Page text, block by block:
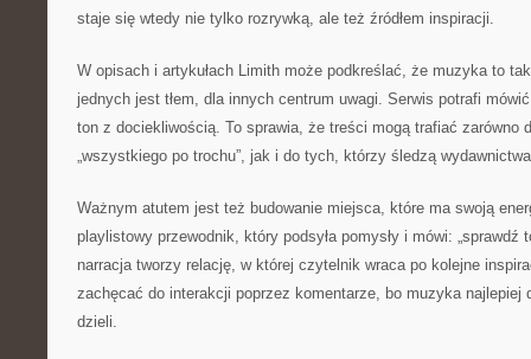
staje się wtedy nie tylko rozrywką, ale też źródłem inspiracji.
W opisach i artykułach Limith może podkreślać, że muzyka to
jednych jest tłem, dla innych centrum uwagi. Serwis potrafi
ton z dociekliwością. To sprawia, że treści mogą trafiać zarówno
„wszystkiego po trochu”, jak i do tych, którzy śledzą
Ważnym atutem jest też budowanie miejsca, które ma swoją
playlistowy przewodnik, który podsyła pomysły i mówi: „sprawdź
narracja tworzy relację, w której czytelnik wraca po kolejne
zachęcać do interakcji poprzez komentarze, bo muzyka najlepiej
dzieli.